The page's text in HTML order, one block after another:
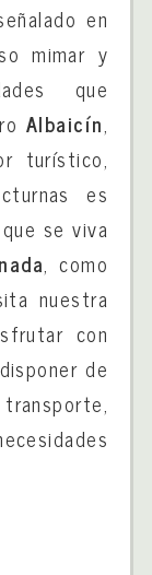
en
mimar y
que
Albaicín,
turístico,
es
se viva
, como
nuestra
con
de